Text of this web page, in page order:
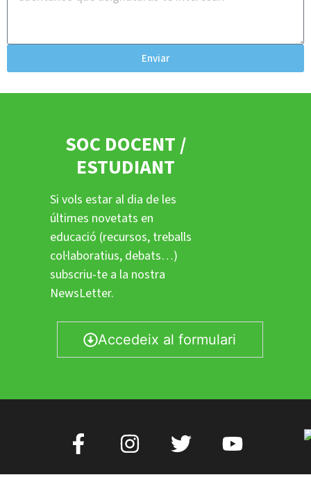
Enviar
SOC DOCENT /
ESTUDIANT
Si vols estar al dia de les
últimes novetats en
educació (recursos, treballs
col·laboratius, debats…)
subscriu-te a la nostra
NewsLetter.
Accedeix al formulari